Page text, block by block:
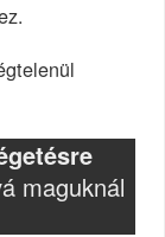
maguknál